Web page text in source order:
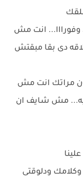
وفورااا... انت مش
دى بقا مبقتش
مراتك انت مش
مش شايف ان
ودلوقتى